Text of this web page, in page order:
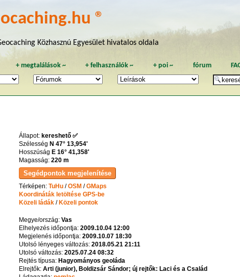
®
Közhasznú Egyesület hivatalos oldala
+ megtalálások~ +felhasználók ~ + poi~ fórum
Állapot: kereshető ✅
Szélesség N 47° 13,954'
Hosszúság E 16° 41,358'
Magasság: 220 m
Térképen: TuHu/OSM /GMaps
Koordináták letöltése GPS-be
Közeli ládák/ Közeli pontok
Megye/ország: Vas
Elhelyezés időpontja: 2009.10.04 12:00
Megjelenés időpontja: 2009.10.07 18:30
Utolsó lényeges változás: 2018.05.21 21:11
Utolsó változás: 2025.07.24 08:32
Rejtés típusa: Hagyományos geoláda
Elrejtők: Arti (junior), Boldizsár Sándor; új rejtők: Laci és a Család